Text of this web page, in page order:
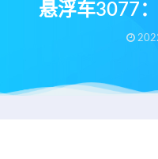
悬浮车3077